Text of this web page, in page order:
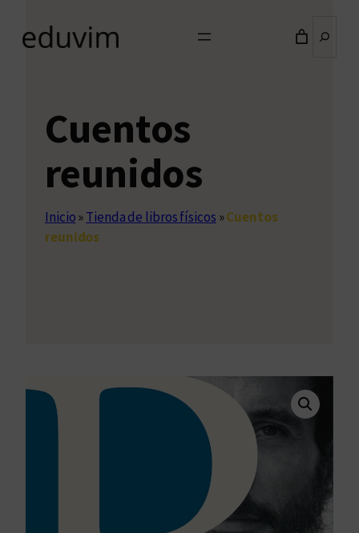
Cuentos
reunidos
Inicio»Tienda de libros físicos »Cuentos
reunidos